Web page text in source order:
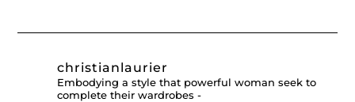
christianlaurier
Embodying a style that powerful woman seek to
complete their wardrobes -